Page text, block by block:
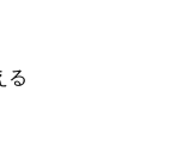
る